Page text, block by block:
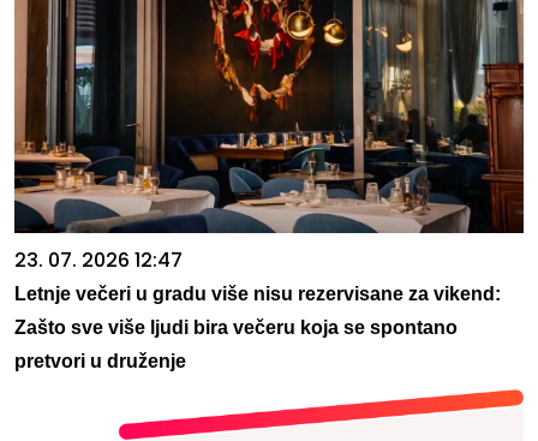
23. 07. 2026 12:47
Letnje večeri u gradu više nisu rezervisane za vikend:
Zašto sve više ljudi bira večeru koja se spontano
pretvori u druženje